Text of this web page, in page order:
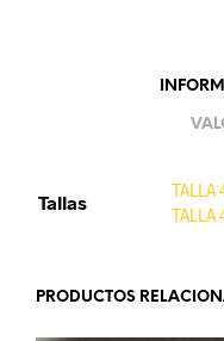
Tallas
TALLA
TALLA
PRODUCTOS